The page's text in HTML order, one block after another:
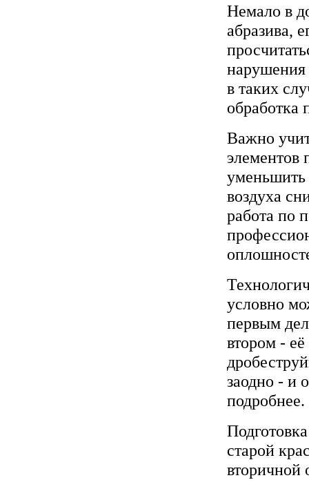
Немало в
абразива,
нарушения
в таких
обработка
Важно
элементов
уменьшить
воздуха
работа по
условно
первым
втором -
заодно - и
подробнее.
старой
вторичной